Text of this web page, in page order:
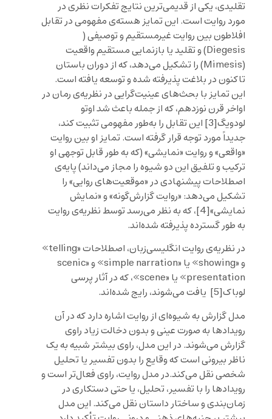
تقلیدی، یکی از قدیمی‌ترین نتایج تفکرات نظری در
مورد روایت است. این تمایز هسته‌ی مفهومی در تقابل
افلاطون بین روایت غیرمستقیم و توصیفی (
Diegesis) و تقلید یا بازنمایی مستقیم واقعیت
(Mimesis) را تشکیل می‌دهد، که از دوران باستان
تاکنون در بلاغت پذیرفته شده و توسعه یافته است.
این تمایز با بحث‌های عینیت‌گرایی در نظریه‌ی رمان در
اواخر قرن نوزدهم، که از جمله باعث شد اوتو
لودویگ[3]
این تقابل را به‌طور مفهومی تثبیت کند،
جدیداً مورد توجه قرار گرفته است. تمایز او بین روایت
«واقعی» و روایت «نمایشی» (که به طور قابل توجهی او
ترکیب و تلفیق این دو شیوه را مجاز می‌داند) پایه‌ی
اصطلاحات پیشنهادی در «موقعیت‌های روایی» را
تشکیل می‌دهد: «روایت گزارش‌گونه» و «نمایش
نمایشی»[4]
، که به نظر می‌رسد توسط نظریه‌ی روایت
به طور گسترده پذیرفته شده‌اند.
در نظریه‌ی روایت انگلیسی‌زبان، اصطلاحات «telling»
و «showing» یا «simple narration» و «scenic
presentation» یا «scene»، که در آثار پرسی
لوباک[5]
یافت می‌شوند، رایج شده‌اند.
مدل گزارش به شیوه‌ای از روایت اشاره دارد که در آن
رویدادها به صورت عینی و بدون دخالت زیاد راوی
گزارش می‌شوند. در این مدل، راوی بیشتر شبیه به یک
ناظر بیرونی است که وقایع را بدون تفسیر یا تحلیل
شخصی نقل می‌کند.در مدل روایت، راوی فعال‌تر است و
رویدادها را با تفسیر، تحلیل، یا حتی دستکاری در
زمان‌بندی و ساختار داستان نقل می‌کند. این مدل